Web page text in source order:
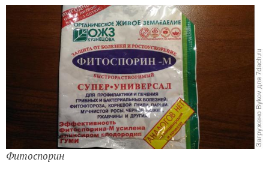
Фитоспорин